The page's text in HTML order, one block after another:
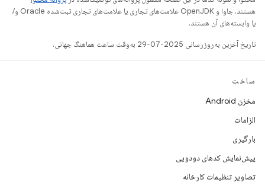
هستند. جاوا و OpenJDK علامت‌های تجاری یا علامت‌های تجاری ثبت‌شده Oracle و/
یا وابسته‌های آن هستند.
تاریخ آخرین به‌روزرسانی 2025-07-29 به‌وقت ساعت هماهنگ جهانی.
ساخت
مخزن Android
الزامات
بارگیری
پیش‌نمایش کدهای دودویی
تصاویر تنظیمات کارخانه